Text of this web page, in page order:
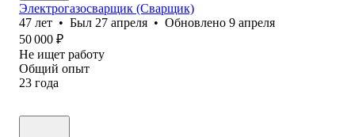
Электрогазосварщик (Сварщик)
47 лет • Был 27 апреля • Обновлено 9 апреля
50 000 ₽
Не ищет работу
Общий опыт
23 года